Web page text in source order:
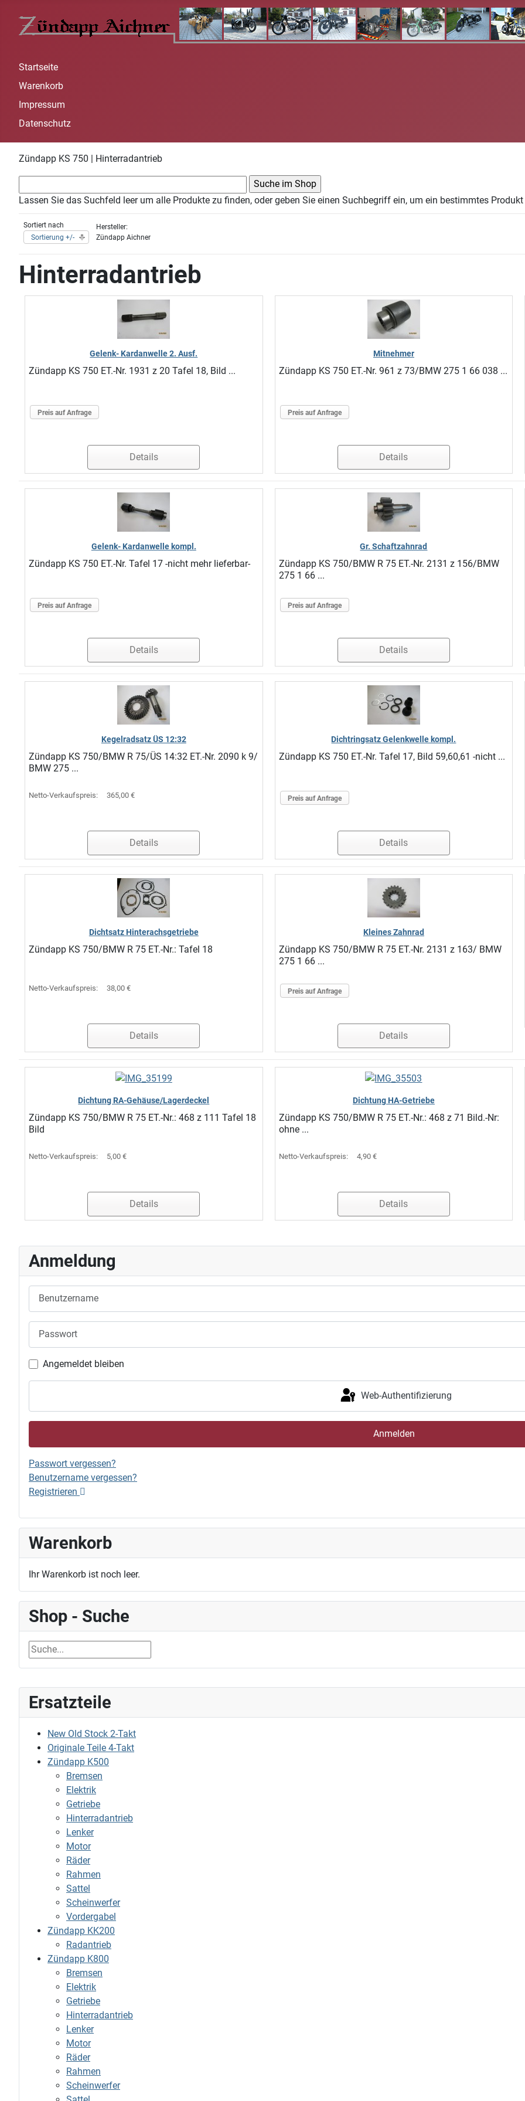
Startseite
Warenkorb
Impressum
Datenschutz
Ersatzteile
New Old Stock 2-Takt
Originale Teile 4-Takt
Zündapp K500
Bremsen
Elektrik
Getriebe
Hinterradantrieb
Lenker
Motor
Räder
Rahmen
Sattel
Scheinwerfer
Vordergabel
Zündapp KK200
Radantrieb
Zündapp K800
Bremsen
Elektrik
Getriebe
Hinterradantrieb
Lenker
Motor
Räder
Rahmen
Scheinwerfer
Zündapp KS 750 | Hinterradantrieb
Lassen Sie das Suchfeld leer um alle Produkte zu finden, oder geben Sie einen Suchbegriff ein, um ein bestimmtes
Sortiert nach
Sortierung +/-
Hersteller:
Zündapp Aichner
Hinterradantrieb
Gelenk- Kardanwelle 2. Ausf.
Zündapp KS 750 ET.-Nr. 1931 z 20 Tafel 18, Bild ...
Preis auf Anfrage
Details
Mitnehmer
Zündapp KS 750 ET.-Nr. 961 z 73/BMW 275 1 66 038 ...
Preis auf Anfrage
Details
Gelenk- Kardanwelle kompl.
Zündapp KS 750 ET.-Nr. Tafel 17 -nicht mehr lieferbar-
Preis auf Anfrage
Details
Gr. Schaftzahnrad
Zündapp KS 750/BMW R 75 ET.-Nr. 2131 z 156/BMW
275 1 66 ...
Preis auf Anfrage
Details
Kegelradsatz ÜS 12:32
Zündapp KS 750/BMW R 75/ÜS 14:32 ET.-Nr. 2090 k 9/
BMW 275 ...
Netto-Verkaufspreis: 365,00 €
Details
Dichtringsatz Gelenkwelle kompl.
Zündapp KS 750 ET.-Nr. Tafel 17, Bild 59,60,61 -nicht ...
Preis auf Anfrage
Details
Dichtsatz Hinterachsgetriebe
Zündapp KS 750/BMW R 75 ET.-Nr.: Tafel 18
Netto-Verkaufspreis: 38,00 €
Details
Kleines Zahnrad
Zündapp KS 750/BMW R 75 ET.-Nr. 2131 z 163/ BMW
275 1 66 ...
Preis auf Anfrage
Details
Dichtung RA-Gehäuse/Lagerdeckel
Zündapp KS 750/BMW R 75 ET.-Nr.: 468 z 111 Tafel 18
Bild
Netto-Verkaufspreis: 5,00 €
Details
Dichtung HA-Getriebe
Zündapp KS 750/BMW R 75 ET.-Nr.: 468 z 71 Bild.-Nr:
ohne ...
Netto-Verkaufspreis: 4,90 €
Details
Anmeldung
Angemeldet bleiben
Web-Authentifizierung
Anmelden
Passwort vergessen?
Benutzername vergessen?
Registrieren
Warenkorb
Ihr Warenkorb ist noch leer.
Shop - Suche